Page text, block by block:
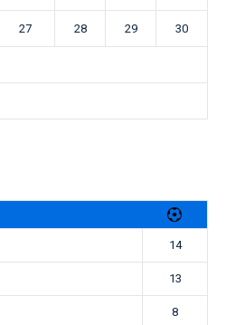
27 28 29 30
14
13
8